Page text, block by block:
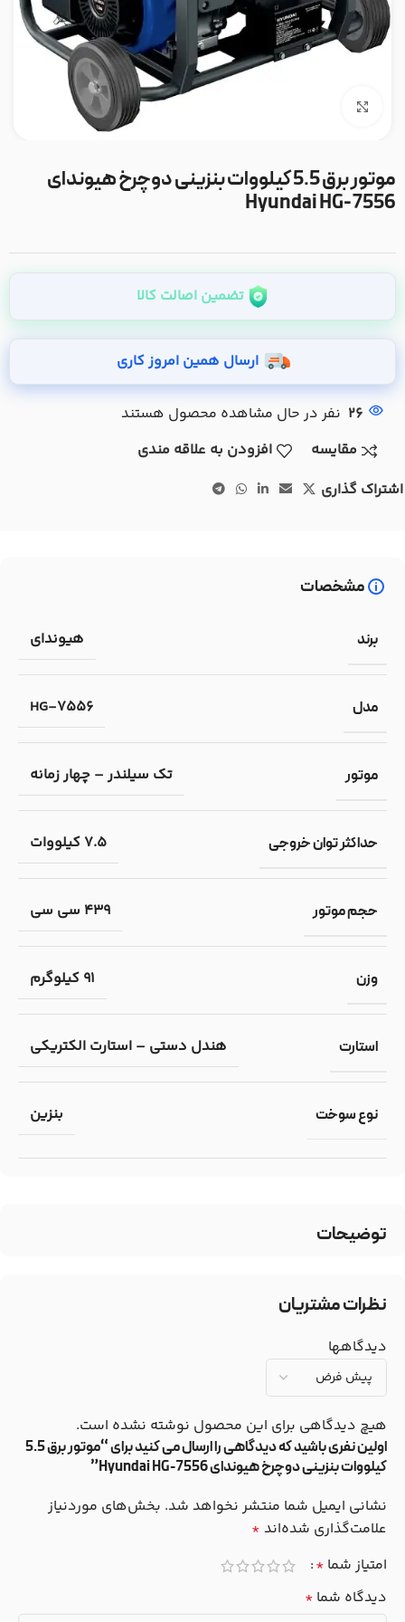
موتور برق 5.5 کیلووات بنزینی دوچرخ هیوندای
Hyundai HG-7556
تضمین اصالت کالا
ارسال همین امروز کاری
26 نفر در حال مشاهده محصول هستند
مقایسه
افزودن به علاقه مندی
اشتراک گذاری
توضیحات
مشخصات
برند هیوندای
مدل HG-7556
موتور تک سیلندر – چهار زمانه
حداکثر توان خروجی 7.5 کیلووات
حجم موتور 439 سی سی
وزن 91 کیلوگرم
استارت هندل دستی – استارت الکتریکی
نوع سوخت بنزین
نظرات مشتریان
دیدگاهها
هیچ دیدگاهی برای این محصول نوشته نشده است.
اولین نفری باشید که دیدگاهی را ارسال می کنید برای “موتور برق 5.5
کیلووات بنزینی دوچرخ هیوندای Hyundai HG-7556”
نشانی ایمیل شما منتشر نخواهد شد. بخش‌های موردنیاز
علامت‌گذاری شده‌اند *
امتیاز شما *
دیدگاه شما *